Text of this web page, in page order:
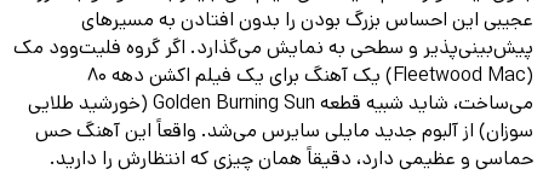
عجیبی این احساس بزرگ بودن را بدون افتادن به مسیرهای
پیش‌بینی‌پذیر و سطحی به نمایش می‌گذارد. اگر گروه فلیت‌وود مک
(Fleetwood Mac) یک آهنگ برای یک فیلم اکشن دهه ۸۰
می‌ساخت، شاید شبیه قطعه Golden Burning Sun (خورشید طلایی
سوزان) از آلبوم جدید مایلی سایرس می‌شد. واقعاً این آهنگ حس
حماسی و عظیمی دارد، دقیقاً همان چیزی که انتظارش را دارید.